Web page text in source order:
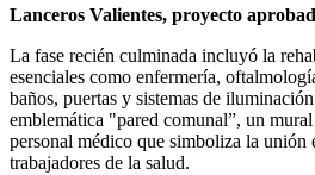
Lanceros Valientes, proyecto
La fase recién culminada incluyó la
esenciales como enfermería,
baños, puertas y sistemas de
emblemática "pared comunal”, un
personal médico que simboliza la unión
trabajadores de la salud.